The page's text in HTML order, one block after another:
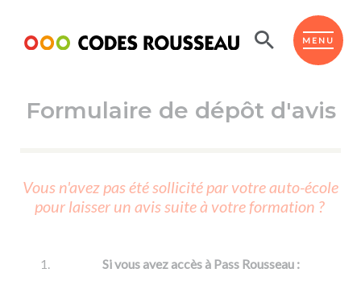
MENU
ESPACE ÉLÈVE
Code de la route
Passer l'ASSR
Réviser le code
Passer l'ETM
Permis voiture
Formulaire de dépôt d'avis
Vous n'avez pas été sollicité par votre auto-école
pour laisser un avis suite à votre formation ?
Si vous avez accès à Pass Rousseau :